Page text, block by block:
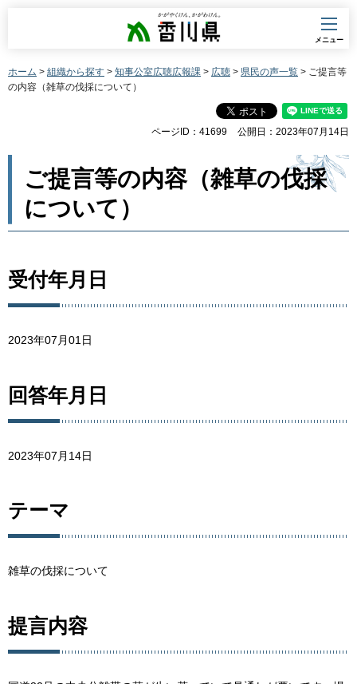
香川県
メニュー
ホーム > 組織から探す > 知事公室広聴広報課 > 広聴 > 県民の声一覧 > ご提言等
の内容（雑草の伐採について）
ページID：41699 公開日：2023年07月14日
ご提言等の内容（雑草の伐採
について）
受付年月日
2023年07月01日
回答年月日
2023年07月14日
テーマ
雑草の伐採について
提言内容